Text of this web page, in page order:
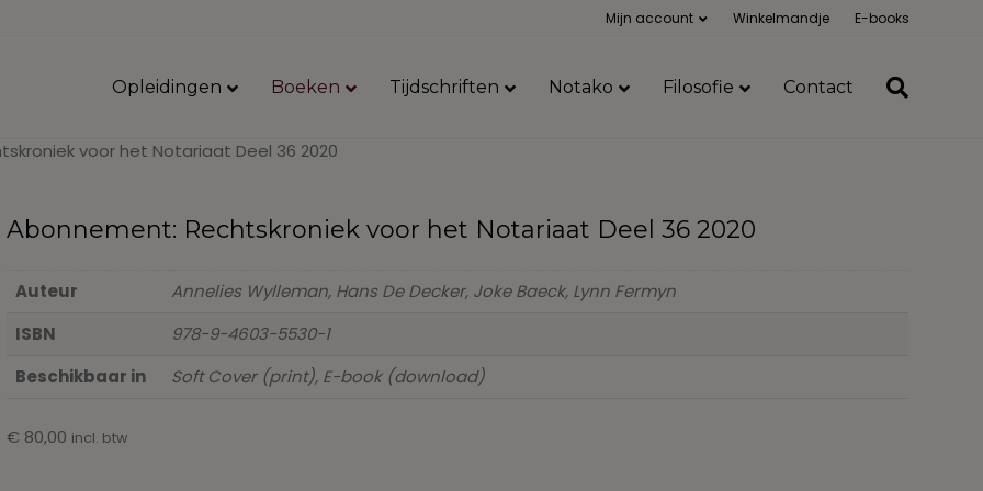
Mijn account Winkelmandje E-books
Opleidingen Boeken Tijdschriften Notako Filosofie Contact
voor het Notariaat Deel 36 2020
Abonnement: Rechtskroniek voor het Notariaat Deel 36 2020
Auteur
Annelies Wylleman, Hans De Decker, Joke Baeck, Lynn Fermyn
ISBN
978-9-4603-5530-1
Beschikbaar in
Soft Cover (print), E-book (download)
€ 80,00 incl. btw